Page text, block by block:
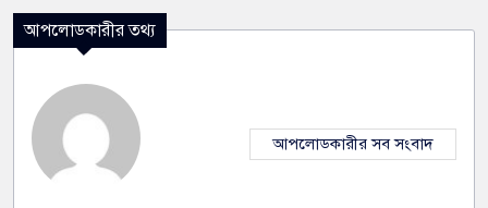
আপলোডকারীর তথ্য
আপলোডকারীর সব সংবাদ